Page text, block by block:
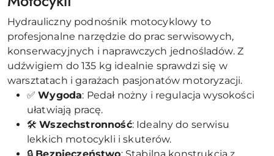
Hydrauliczny podnośnik motocyklowy to
profesjonalne narzędzie do prac serwisowych,
konserwacyjnych i naprawczych jednośladów. Z
udźwigiem do 135 kg idealnie sprawdzi się w
warsztatach i garażach pasjonatów motoryzacji.
✅Wygoda: Pedał nożny i regulacja wysokości
ułatwiają pracę.
🛠Wszechstronność: Idealny do serwisu
lekkich motocykli i skuterów.
🔒 Bezpieczeństwo: Stabilna konstrukcja z